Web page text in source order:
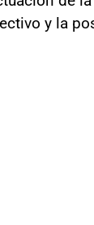
y la